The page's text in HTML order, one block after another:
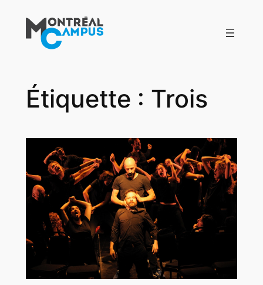
contenu
Étiquette : Trois